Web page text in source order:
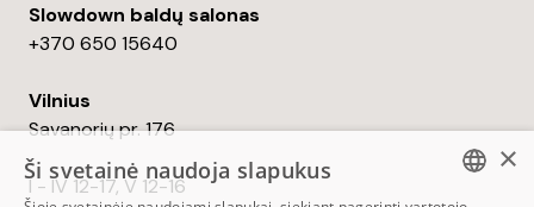
Slowdown baldų salonas
+370 650 15640
Vilnius
Savanorių pr. 176
I - IV 12-17, V 12-16
×
Ši svetainė naudoja slapukus